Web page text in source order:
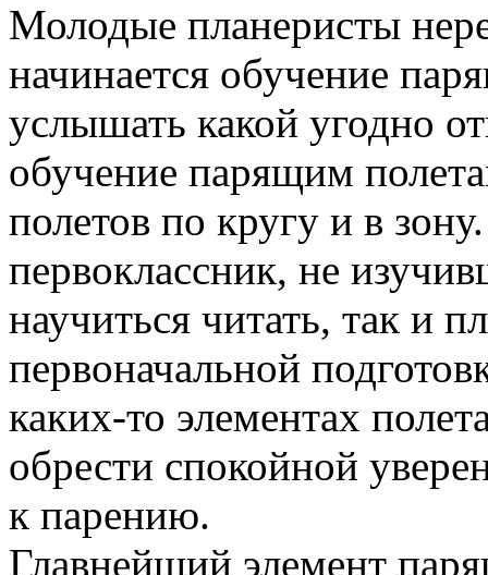
Молодые планеристы
начинается обучение
услышать какой угодно
обучение парящим
полетов по кругу и в
первоклассник, не
научиться читать, так и
первоначальной
каких-то элементах
обрести спокойной
к парению.
Главнейший элемент